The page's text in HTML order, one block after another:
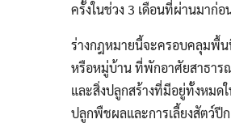
ครั้งในช่วง 3 เดือนที่ผ่านมาก่อ
ร่างกฎหมายนี้จะครอบคลุมพื้น
หรือหมู่บ้าน ที่พักอาศัยสาธาร
และสิ่งปลูกสร้างที่มีอยู่ทั้งหมด
ปลูกพืชผลและการเลี้ยงสัตว์ปี